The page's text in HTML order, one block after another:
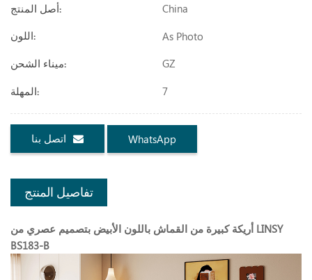
أصل المنتج: China
اللون: As Photo
ميناء الشحن: GZ
المهلة: 7
اتصل بنا WhatsApp
تفاصيل المنتج
أريكة كبيرة من القماش باللون الأبيض بتصميم عصري من LINSY
BS183-B